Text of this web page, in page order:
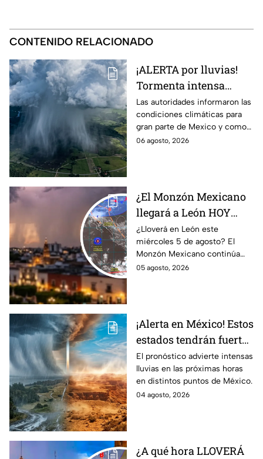
CONTENIDO RELACIONADO
¡ALERTA por lluvias!
Tormenta intensa
azotará en varios
estado; ¿afectará a
Guanajuato?
Las autoridades informaron las
condiciones climáticas para
gran parte de Mexico y como
afectará a la entidad.
06 agosto, 2026
¿El Monzón Mexicano
llegará a León HOY
miércoles? Esto dice el
pronóstico para este 5
de agosto
¿Lloverá en León este
miércoles 5 de agosto? El
Monzón Mexicano continúa
afectando a varios estados del
05 agosto, 2026
¡Alerta en México! Estos
estados tendrán fuertes
precipitaciones;
¿afectará a Guanajuato?
El pronóstico advierte intensas
lluvias en las próximas horas
en distintos puntos de México.
04 agosto, 2026
¿A qué hora LLOVERÁ